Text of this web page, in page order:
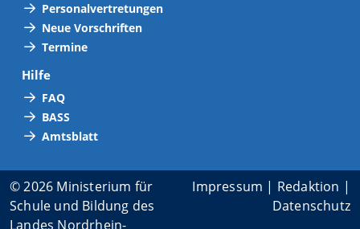
Personalvertretungen
Neue Vorschriften
Termine
Hilfe
FAQ
BASS
Amtsblatt
© 2026 Ministerium für
Schule und Bildung des
Landes Nordrhein-
Impressum | Redaktion |
Datenschutz